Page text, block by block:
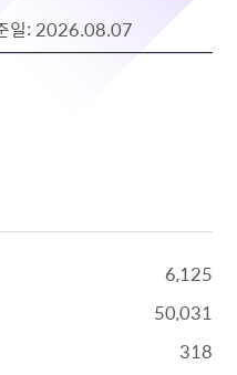
일: 2026.08.07
6,125
50,031
318